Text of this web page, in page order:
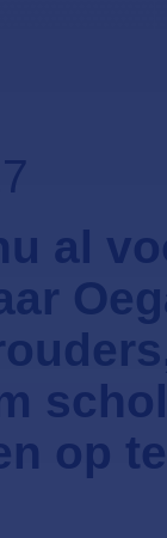
al
op